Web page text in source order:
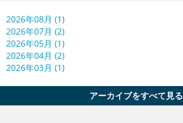
2026年08月 (1)
2026年07月 (2)
2026年05月 (1)
2026年04月 (2)
2026年03月 (1)
アーカイブをすべて見る